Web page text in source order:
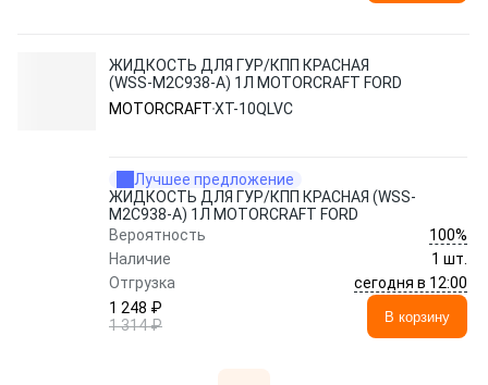
ЖИДКОСТЬ ДЛЯ ГУР/КПП КРАСНАЯ
(WSS-M2C938-A) 1Л MOTORCRAFT FORD
MOTORCRAFTXT-10QLVC
Лучшее предложение
ЖИДКОСТЬ ДЛЯ ГУР/КПП КРАСНАЯ (WSS-
M2C938-A) 1Л MOTORCRAFT FORD
Вероятность
100%
Наличие
1 шт.
Отгрузка
сегодня в 12:00
1 248 ₽
1 314 ₽
В корзину